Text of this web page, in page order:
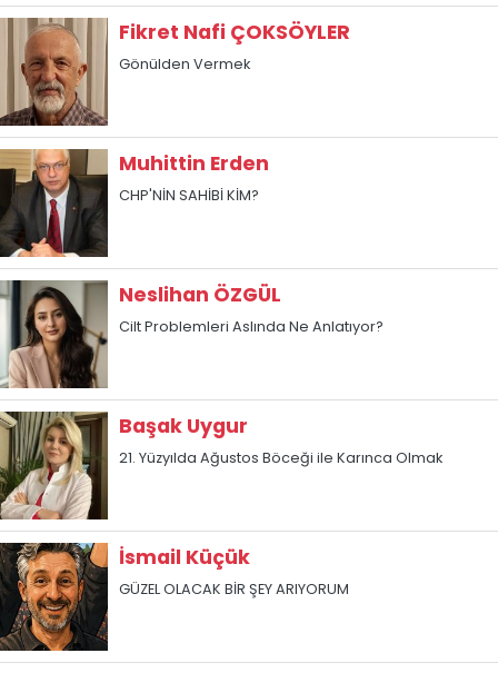
Fikret Nafi ÇOKSÖYLER
Gönülden Vermek
Muhittin Erden
CHP'NİN SAHİBİ KİM?
Neslihan ÖZGÜL
Cilt Problemleri Aslında Ne Anlatıyor?
Başak Uygur
21. Yüzyılda Ağustos Böceği ile Karınca Olmak
İsmail Küçük
GÜZEL OLACAK BİR ŞEY ARIYORUM